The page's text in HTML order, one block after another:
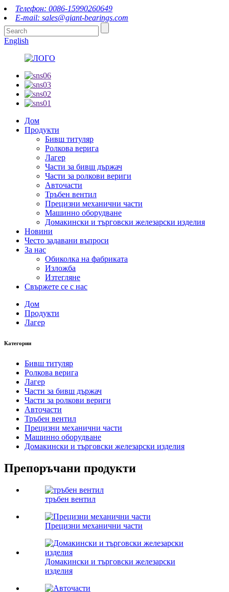
Телефон: 0086-15990260649
E-mail: sales@giant-bearings.com
English
Дом
Продукти
Бивш титуляр
Ролкова верига
Лагер
Части за бивш държач
Части за ролкови вериги
Авточасти
Тръбен вентил
Прецизни механични части
Машинно оборудване
Домакински и търговски железарски изделия
Новини
Често задавани въпроси
За нас
Обиколка на фабриката
Изложба
Изтегляне
Свържете се с нас
Дом
Продукти
Лагер
Категории
Бивш титуляр
Ролкова верига
Лагер
Части за бивш държач
Части за ролкови вериги
Авточасти
Тръбен вентил
Прецизни механични части
Машинно оборудване
Домакински и търговски железарски изделия
Препоръчани продукти
тръбен вентил
Прецизни механични части
Домакински и търговски железарски
изделия